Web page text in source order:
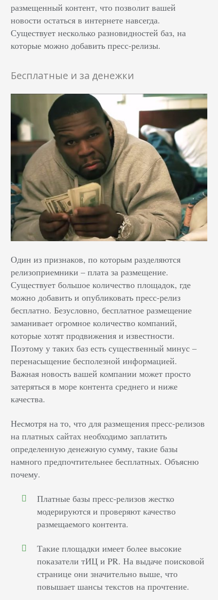
размещенный контент, что позволит вашей
новости остаться в интернете навсегда.
Существует несколько разновидностей баз, на
которые можно добавить пресс-релизы.
Бесплатные и за денежки
Один из признаков, по которым разделяются
релизоприемники – плата за размещение.
Существует большое количество площадок, где
можно добавить и опубликовать пресс-релиз
бесплатно. Безусловно, бесплатное размещение
заманивает огромное количество компаний,
которые хотят продвижения и известности.
Поэтому у таких баз есть существенный минус –
перенасыщение бесполезной информацией.
Важная новость вашей компании может просто
затеряться в море контента среднего и ниже
качества.
Несмотря на то, что для размещения пресс-релизов
на платных сайтах необходимо заплатить
определенную денежную сумму, такие базы
намного предпочтительнее бесплатных. Объясню
почему.
Платные базы пресс-релизов жестко
модерируются и проверяют качество
размещаемого контента.
Такие площадки имеет более высокие
показатели тИЦ и PR. На выдаче поисковой
странице они значительно выше, что
повышает шансы текстов на прочтение.